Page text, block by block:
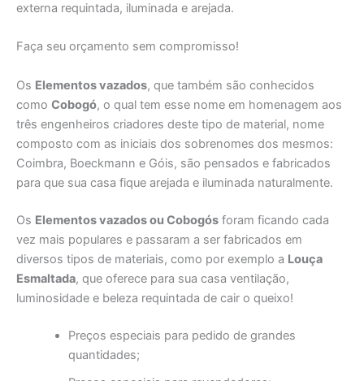
externa requintada, iluminada e arejada.
Faça seu orçamento sem compromisso!
Os Elementos vazados, que também são conhecidos
como Cobogó, o qual tem esse nome em homenagem aos
três engenheiros criadores deste tipo de material, nome
composto com as iniciais dos sobrenomes dos mesmos:
Coimbra, Boeckmann e Góis, são pensados e fabricados
para que sua casa fique arejada e iluminada naturalmente.
Os Elementos vazados ou Cobogós foram ficando cada
vez mais populares e passaram a ser fabricados em
diversos tipos de materiais, como por exemplo a Louça
Esmaltada, que oferece para sua casa ventilação,
luminosidade e beleza requintada de cair o queixo!
Preços especiais para pedido de grandes
quantidades;